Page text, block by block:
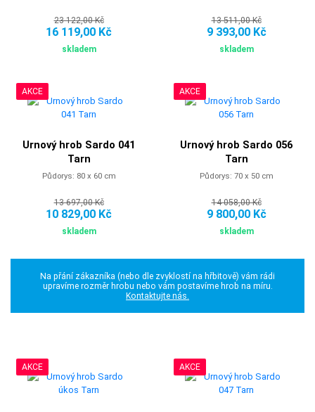
23 122,00 Kč
16 119,00 Kč
skladem
13 511,00 Kč
9 393,00 Kč
skladem
AKCE
Urnový hrob Sardo 041
Tarn
Půdorys: 80 x 60 cm
13 697,00 Kč
10 829,00 Kč
skladem
AKCE
Urnový hrob Sardo 056
Tarn
Půdorys: 70 x 50 cm
14 058,00 Kč
9 800,00 Kč
skladem
Na přání zákazníka (nebo dle zvyklostí na hřbitově) vám rádi
upravíme rozměr hrobu nebo vám postavíme hrob na míru.
Kontaktujte nás.
AKCE AKCE